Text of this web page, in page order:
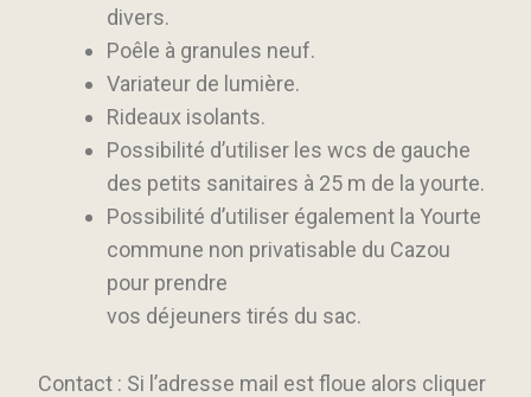
divers.
Poêle à granules neuf.
Variateur de lumière.
Rideaux isolants.
Possibilité d’utiliser les wcs de gauche
des petits sanitaires à 25 m de la yourte.
Possibilité d’utiliser également la Yourte
commune non privatisable du Cazou
pour prendre
vos déjeuners tirés du sac.
Contact : Si l’adresse mail est floue alors cliquer